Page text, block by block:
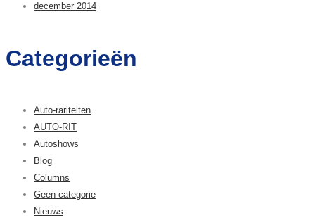
december 2014
Categorieën
Auto-rariteiten
AUTO-RIT
Autoshows
Blog
Columns
Geen categorie
Nieuws